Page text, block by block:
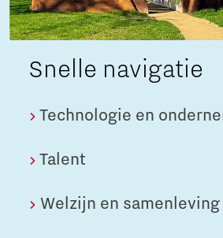
Snelle navigatie
Technologie en
Talent
Welzijn en samenleving